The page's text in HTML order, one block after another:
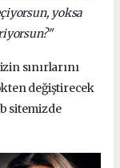
yoksa
sınırlarını
değiştirecek
sitemizde